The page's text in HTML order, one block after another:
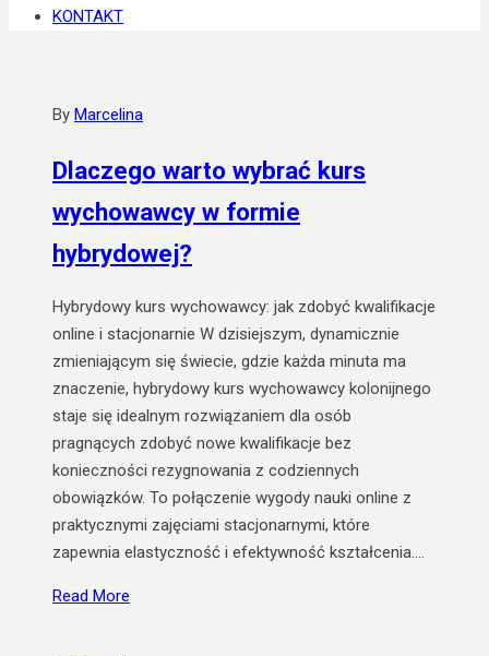
KONTAKT
By Marcelina
Dlaczego warto wybrać kurs
wychowawcy w formie
hybrydowej?
Hybrydowy kurs wychowawcy: jak zdobyć kwalifikacje
online i stacjonarnie W dzisiejszym, dynamicznie
zmieniającym się świecie, gdzie każda minuta ma
znaczenie, hybrydowy kurs wychowawcy kolonijnego
staje się idealnym rozwiązaniem dla osób
pragnących zdobyć nowe kwalifikacje bez
konieczności rezygnowania z codziennych
obowiązków. To połączenie wygody nauki online z
praktycznymi zajęciami stacjonarnymi, które
zapewnia elastyczność i efektywność kształcenia.…
Read More